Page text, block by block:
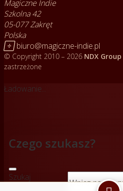
Magiczne Indie
Szkolna 42
05-077 Zakręt
Polska
 biuro@magiczne-indie.pl
© Copyright 2010 – 2026 NDX Group
zastrzeżone
Ładowanie...
Czego szukasz?
Szukaj